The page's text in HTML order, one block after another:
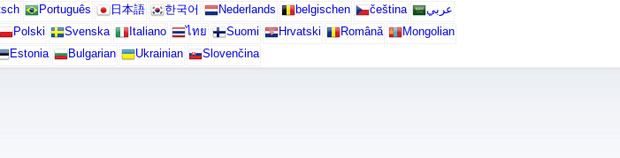
Português 日本語 한국어 Nederlands belgischen čeština
عربي
Polski Svenska Italiano ไทย Suomi Hrvatski Română
Mongolian
Estonia Bulgarian Ukrainian Slovenčina